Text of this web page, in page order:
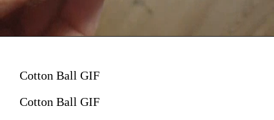
Cotton Ball GIF
Cotton Ball GIF